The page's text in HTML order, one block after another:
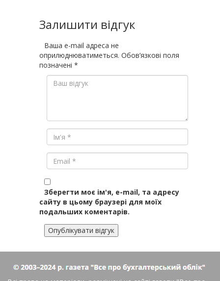
Залишити відгук
Ваша e-mail адреса не
оприлюднюватиметься. Обов’язкові поля
позначені *
Зберегти моє ім'я, e-mail, та адресу
сайту в цьому браузері для моїх
подальших коментарів.